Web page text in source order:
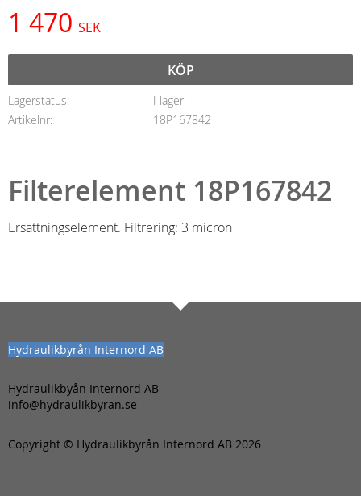
1 470 SEK
KÖP
Lagerstatus
I lager
Artikelnr
18P167842
Filterelement 18P167842
Ersättningselement. Filtrering: 3 micron
Hydraulikbyrån Internord AB
Hydraulikbyån Internord AB
info@hydraulikbyran.se
Copyright © Hydraulikbyrån Internord AB 2026